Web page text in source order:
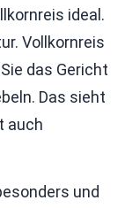
ideal.
Vollkornreis
das Gericht
Das sieht
auch
und